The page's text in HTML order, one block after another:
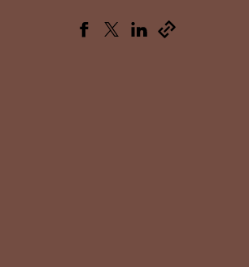
Innovations­företagen